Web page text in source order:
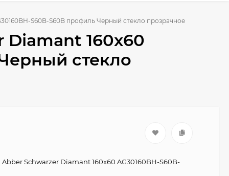
S60B-S60B профиль Черный стекло прозрачное
Diamant 160x60
стекло
Schwarzer Diamant 160x60 AG30160BH-S60B-